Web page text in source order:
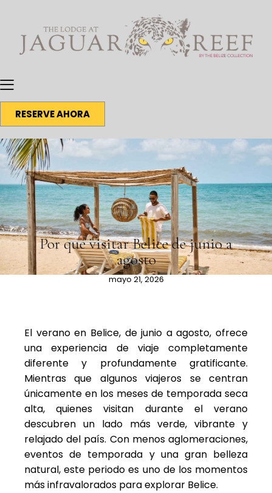
RESERVE AHORA
BLOG
Por qué visitar Belice de junio a
agosto
mayo 21, 2026
El verano en Belice, de junio a agosto, ofrece
una experiencia de viaje completamente
diferente y profundamente gratificante.
Mientras que algunos viajeros se centran
únicamente en los meses de temporada seca
alta, quienes visitan durante el verano
descubren un lado más verde, vibrante y
relajado del país. Con menos aglomeraciones,
eventos de temporada y una gran belleza
natural, este periodo es uno de los momentos
más infravalorados para explorar Belice.